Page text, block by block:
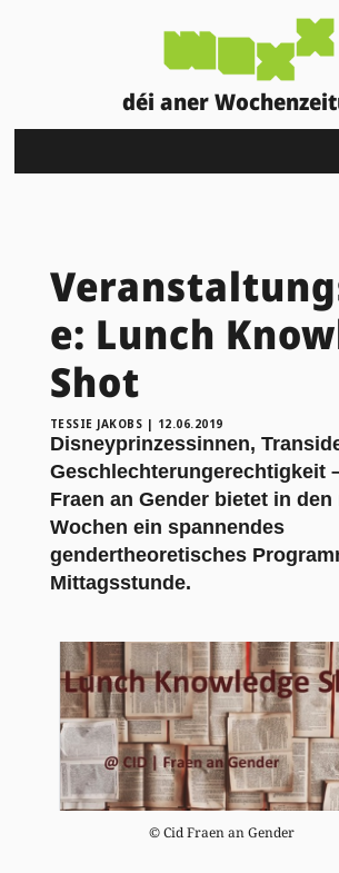
déi aner
e: Lunch
Shot
TESSIE JAKOBS | 12.06.2019
Disneyprinzessinnen,
Geschlechterungerechtigkeit
Fraen an Gender bietet in den
Wochen ein spannendes
gendertheoretisches
Mittagsstunde.
© Cid Fraen an Gender